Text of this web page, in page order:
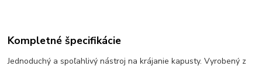
Kompletné špecifikácie
Jednoduchý a spoľahlivý nástroj na krájanie kapusty. Vyrobený z